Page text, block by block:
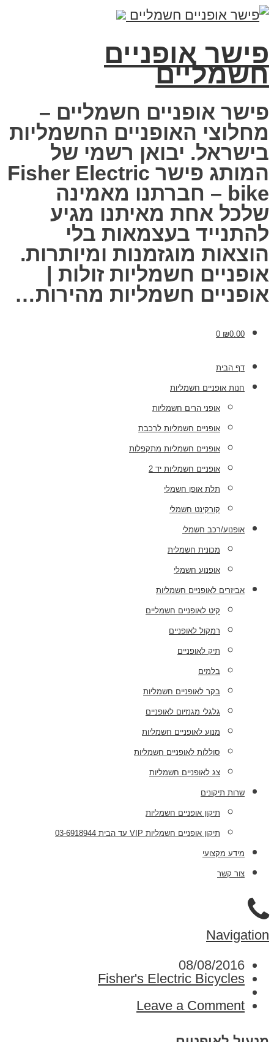
פישר אופניים
חשמליים
פישר אופניים חשמליים –
מחלוצי האופניים החשמליות
בישראל. יבואן רשמי של
המותג פישר Fisher Electric
bike – חברתנו מאמינה
שלכל אחת מאיתנו מגיע
להתנייד בעצמאות בלי
הוצאות מוגזמנות ומיותרות.
אופניים חשמליות זולות |
אופניים חשמליות מהירות…
₪0.00
0
דף הבית
חנות אופניים חשמליות
אופני הרים חשמליות
אופניים חשמליות לרכבת
אופניים חשמליות מתקפלות
אופניים חשמליות יד 2
תלת אופן חשמלי
קורקינט חשמלי
אופנוע/רכב חשמלי
מכונית חשמלית
אופנוע חשמלי
אביזרים לאופניים חשמליות
קיט לאופניים חשמליים
רמקול לאופניים
תיק לאופניים
בלמים
בקר לאופניים חשמליות
גלגלי מגנזיום לאופניים
מנוע לאופניים חשמליות
סוללות לאופניים חשמליות
צג לאופניים חשמליות
שרות תיקונים
תיקון אופניים חשמליות
תיקון אופניים חשמליות VIP עד הבית 03-6918944
מידע מקצועי
צור קשר
Navigation
08/08/2016
Fisher's Electric Bicycles
Leave a Comment